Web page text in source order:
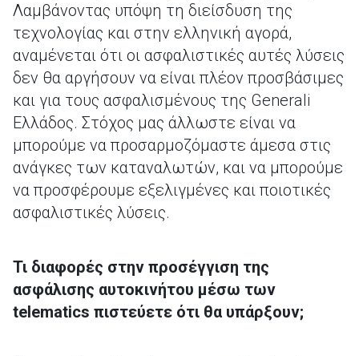
Λαμβάνοντας υπόψη τη διείσδυση της
τεχνολογίας και στην ελληνική αγορά,
αναμένεται ότι οι ασφαλιστικές αυτές λύσεις
δεν θα αργήσουν να είναι πλέον προσβάσιμες
και για τους ασφαλισμένους της Generali
Ελλάδος. Στόχος μας άλλωστε είναι να
μπορούμε να προσαρμοζόμαστε άμεσα στις
ανάγκες των καταναλωτών, και να μπορούμε
να προσφέρουμε εξελιγμένες και ποιοτικές
ασφαλιστικές λύσεις.
Τι διαφορές στην προσέγγιση της
ασφάλισης αυτοκινήτου μέσω των
telematics πιστεύετε ότι θα υπάρξουν;